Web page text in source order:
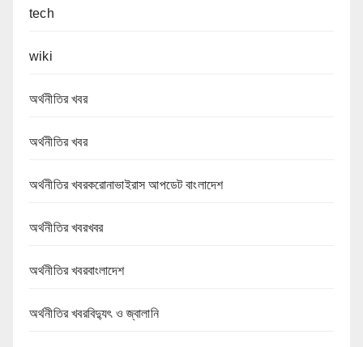
tech
wiki
অর্থনীতির খবর
অর্থনীতির খবর
অর্থনীতির খবরকরোনাভাইরাস আপডেট বাংলাদেশ
অর্থনীতির খবরখবর
অর্থনীতির খবরবাংলাদেশ
অর্থনীতির খবরবিদ্যুৎ ও জ্বালানি